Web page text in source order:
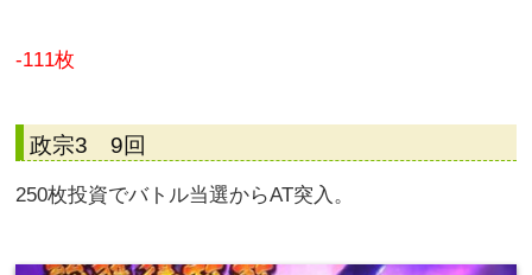
-111枚
政宗3 9回
250枚投資でバトル当選からAT突入。